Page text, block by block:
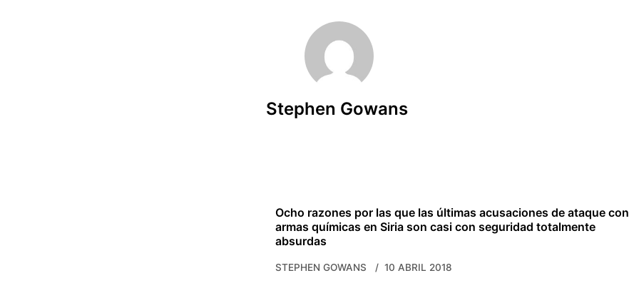
Stephen Gowans
Ocho razones por las que las últimas acusaciones de ataque con
armas químicas en Siria son casi con seguridad totalmente
absurdas
STEPHEN GOWANS 10 ABRIL 2018